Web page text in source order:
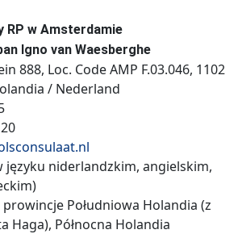
RP w Amsterdamie
Igno van Waesberghe
888, Loc. Code AMP F.03.046, 1102
/ Nederland
języku niderlandzkim, angielskim,
Południowa Holandia (z
Haga), Północna Holandia